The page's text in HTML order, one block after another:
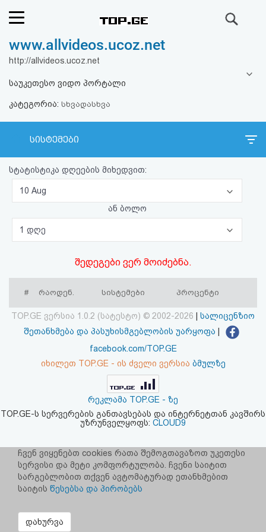
რეიტინგი
ფოსტა
კითხვა-
პასუხი
ავტორიზაცია
რეგისტრაცია
HTML
კოდი
სალიცენზიო
პასუხისმგებლობის
უარყოფა
www.allvideos.ucoz.net
http://allvideos.ucoz.net
საუკეთესო ვიდო პორტალი
კატეგორია: სხვადასხვა
სისტემები
სტატისტიკა დღეების მიხედვით:
10 Aug
ან ბოლო
1 დღე
შედეგები ვერ მოიძებნა.
# რაოდენ. სისტემები პროცენტი
TOP.GE ვერსია 1.0.2 (სატესტო) © 2002-2026
სალიცენზიო
შეთანხმება და პასუხისმგებლობის უარყოფა
facebook.com/TOP.GE
იხილეთ TOP.GE - ის ძველი ვერსია ბმულზე
რეკლამა TOP.GE - ზე
TOP.GE-ს სერვერების განთავსებას და ინტერნეტთან კავშირს
უზრუნველყოფს: CLOUD9
ჩვენ ვიყენებთ cookies რათა შემოგთავაზოთ უკეთესი
სერვისი და მეტი კომფორტულობა. ჩვენი საიტით
სარგებლობით თქვენ ავტომატურად ეთანხმებით
საიტის წესებსა და პირობებს
დახურვა